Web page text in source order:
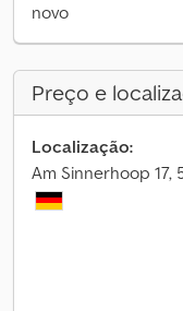
novo
Preço e
Localização:
Am Sinnerhoop 17,